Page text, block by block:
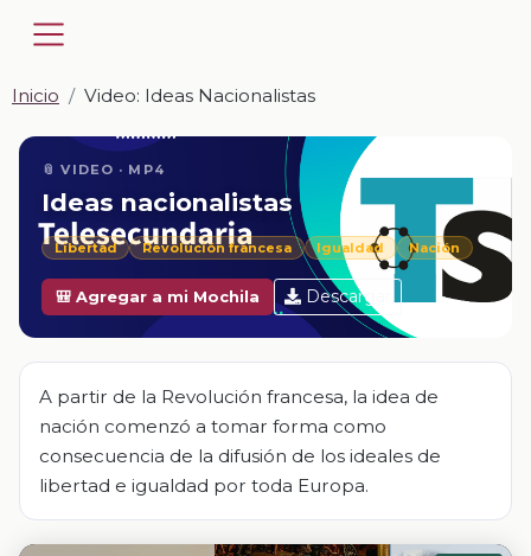
Inicio Video: Ideas Nacionalistas
📎 VIDEO · MP4
Ideas nacionalistas
Libertad Revolución francesa Igualdad Nación
🎒 Agregar a mi Mochila Descargar
A partir de la Revolución francesa, la idea de
nación comenzó a tomar forma como
consecuencia de la difusión de los ideales de
libertad e igualdad por toda Europa.